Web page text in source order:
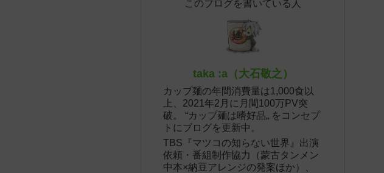
このブログを書いている人
taka :a（大石敬之）
カップ麺の年間消費量は1,000食以
上、2021年2月に月間100万PV突
破。 “カップ麺は嗜好品„ をコンセプ
トにブログを更新中。
TBS『マツコの知らない世界』出演
依頼・番組制作協力（蒙古タンメン
中本×納豆アレンジの発案ほか）、